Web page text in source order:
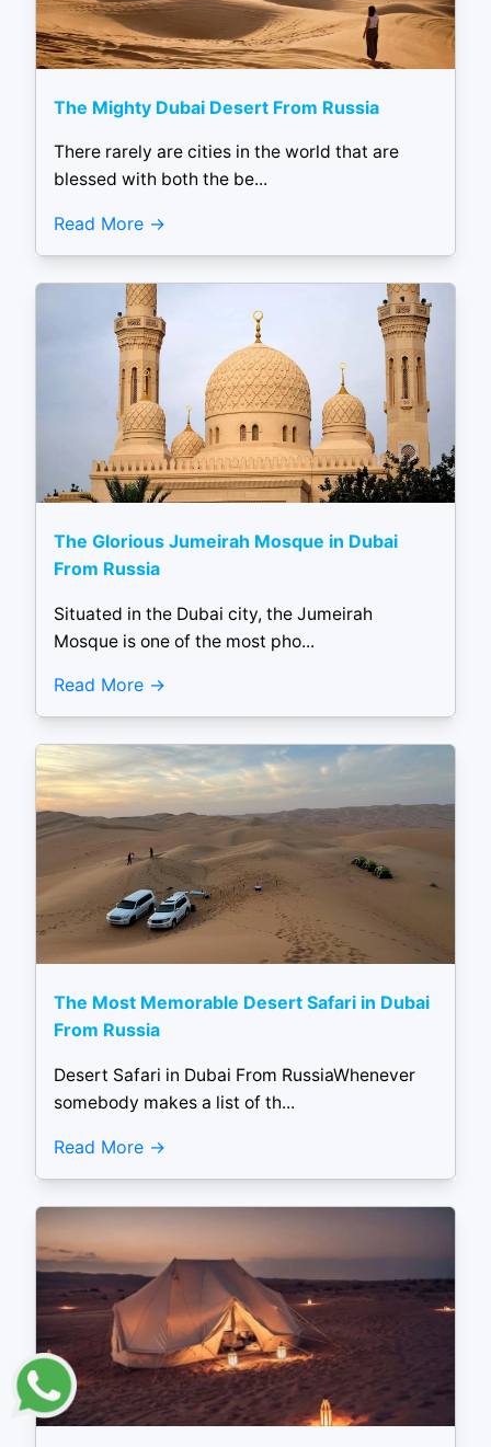
The Mighty Dubai Desert From Russia
There rarely are cities in the world that are
blessed with both the be...
Read More
The Glorious Jumeirah Mosque in Dubai
From Russia
Situated in the Dubai city, the Jumeirah
Mosque is one of the most pho...
Read More
The Most Memorable Desert Safari in Dubai
From Russia
Desert Safari in Dubai From RussiaWhenever
somebody makes a list of th...
Read More